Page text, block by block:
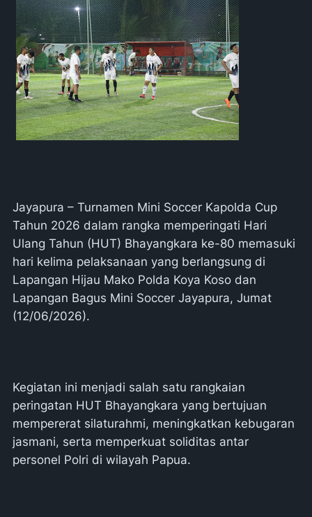
Jayapura – Turnamen Mini Soccer Kapolda Cup
Tahun 2026 dalam rangka memperingati Hari
Ulang Tahun (HUT) Bhayangkara ke-80 memasuki
hari kelima pelaksanaan yang berlangsung di
Lapangan Hijau Mako Polda Koya Koso dan
Lapangan Bagus Mini Soccer Jayapura, Jumat
(12/06/2026).
Kegiatan ini menjadi salah satu rangkaian
peringatan HUT Bhayangkara yang bertujuan
mempererat silaturahmi, meningkatkan kebugaran
jasmani, serta memperkuat soliditas antar
personel Polri di wilayah Papua.